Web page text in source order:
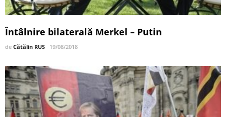
Întâlnire bilaterală Merkel – Putin
de Cătălin RUS 19/08/2018